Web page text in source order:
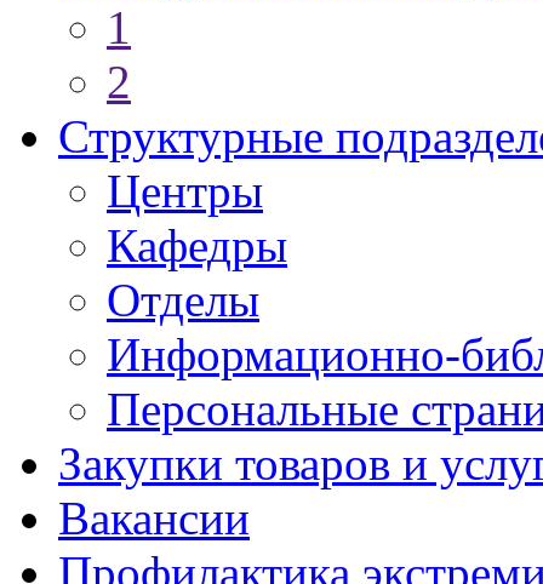
1
2
Структурные
Центры
Кафедры
Отделы
Информационно-
Персональные
Закупки товаров и
Вакансии
Профилактика